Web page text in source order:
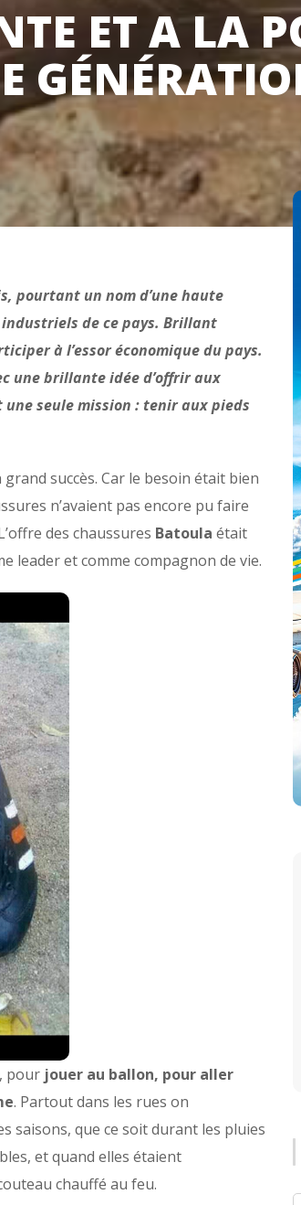
ET A LA
pourtant un nom d’une haute
de ce pays. Brillant
à l’essor économique du pays.
une brillante idée d’offrir aux
seule mission : tenir aux pieds
succès. Car le besoin était bien
n’avaient pas encore pu faire
des chaussures Batoula était
leader et comme compagnon de vie.
pour jouer au ballon, pour aller
. Partout dans les rues on
saisons, que ce soit durant les pluies
et quand elles étaient
chauffé au feu.